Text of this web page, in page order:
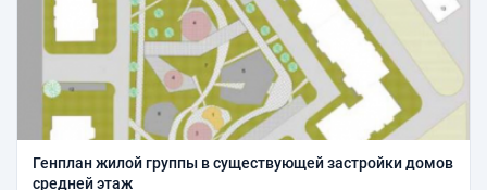
Генплан жилой группы в существующей застройки домов
средней этаж